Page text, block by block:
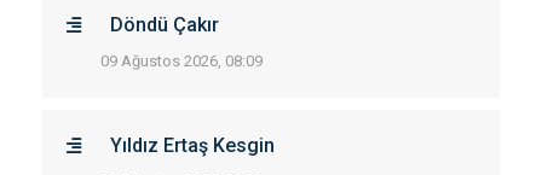
Döndü Çakır
09 Ağustos 2026, 08:09
Yıldız Ertaş Kesgin